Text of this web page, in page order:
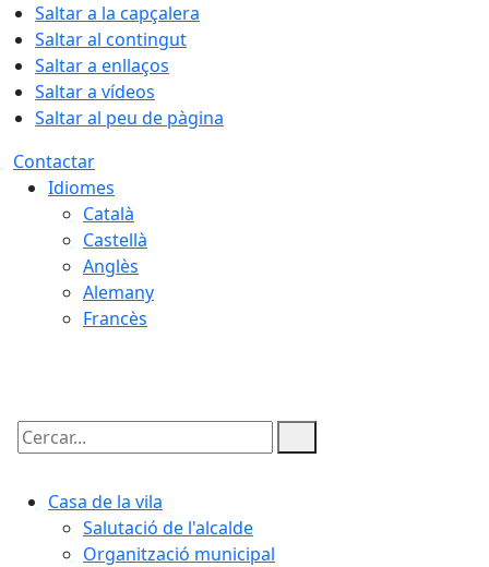
Saltar a la capçalera
Saltar al contingut
Saltar a enllaços
Saltar a vídeos
Saltar al peu de pàgina
Contactar
Idiomes
Català
Castellà
Anglès
Alemany
Francès
Cercar:
Casa de la vila
Salutació de l'alcalde
Organització municipal